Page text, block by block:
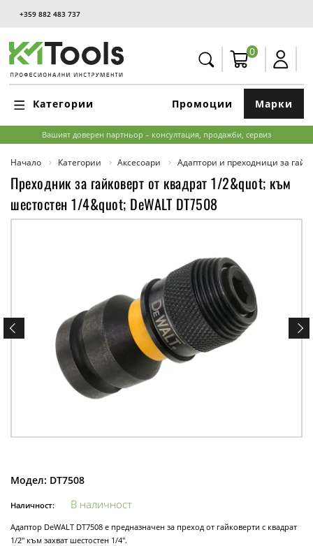
+359 882 483 737
0
Категории Марки
Промоции
Вашият доверен партньор – консултация, продажби, сервиз
Начало Категории Аксесоари Адаптори и преходници за
Преходник за гайковерт от квадрат 1/2&quot; към
шестостен 1/4&quot; DeWALT DT7508
Модел: DT7508
Наличност: В наличност
Адаптор DeWALT DT7508 е предназначен за преход от гайковерти с квадрат
1/2" към захват шестостен 1/4".